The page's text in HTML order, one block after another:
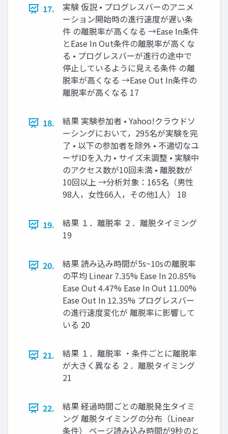
17.
実験 仮説 • プログレスバーのアニメ
ーション開始時の進行速度が遅い条
件 の離脱率が高くなる →Ease In条件
とEase In Out条件の離脱率が高くな
る • プログレスバーが進行の途中で
停止しているように見える条件 の離
脱率が高くなる →Ease Out In条件の
離脱率が高くなる 17
18.
結果 実験参加者 • Yahoo!クラウドソ
ーシングにおいて，295名が実験を完
了 • 以下の参加者を除外 • 不適切なユ
ーザIDを入力 • サイズ未調整 • 実験中
のアクセス数が10回未満 • 離脱数が
10回以上 →分析対象：165名（男性
98人，女性66人，その他1人） 18
19.
結果 １．離脱率 ２．離脱タイミング
19
20.
結果 読み込み時間が5s~10sの離脱率
の平均 Linear 7.35% Ease In 20.85%
Ease Out 4.47% Ease In Out 11.00%
Ease Out In 12.35% プログレスバー
の進行速度変化が 離脱率に影響して
いる 20
21.
結果 １．離脱率 ・条件ごとに離脱率
が大きく異なる ２．離脱タイミング
21
22.
結果 経過時間ごとの離脱発生タイミ
ング 離脱タイミングの分布（Linear
条件） ページ読み込み時間が9秒のと